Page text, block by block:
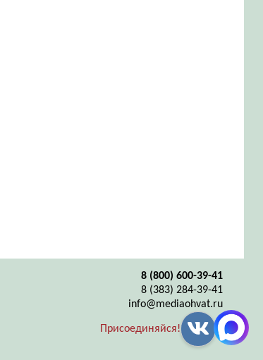
8 (800) 600-39-41
8 (383) 284-39-41
info@mediaohvat.ru
Присоединяйся!